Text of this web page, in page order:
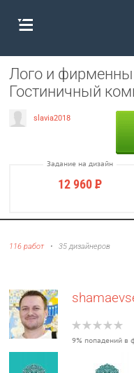
Лого и
Гостиничный
slavia2018
Задание на дизайн
12 960Р
116 работ•35 дизайнеров
9% попадений в